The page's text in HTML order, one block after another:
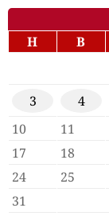
H B
3
4
10
11
17
18
24
25
31